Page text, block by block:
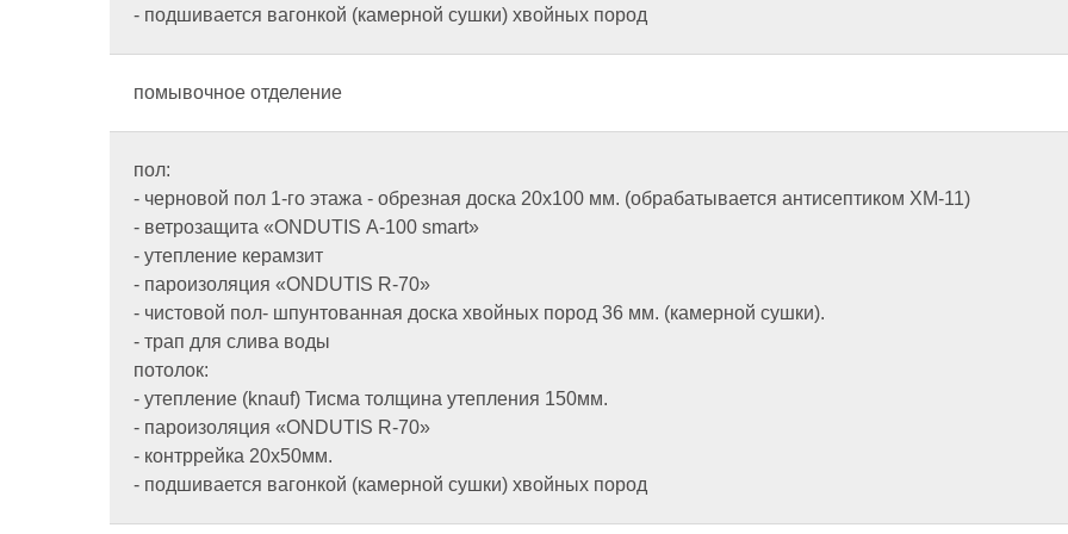
- подшивается вагонкой (камерной сушки) хвойных пород
помывочное отделение
пол:
- черновой пол 1-го этажа - обрезная доска 20х100 мм. (обрабатывается антисептиком ХМ-11)
- ветрозащита «ONDUTIS А-100 smart»
- утепление керамзит
- пароизоляция «ONDUTIS R-70»
- чистовой пол- шпунтованная доска хвойных пород 36 мм. (камерной сушки).
- трап для слива воды
потолок:
- утепление (knauf) Тисма толщина утепления 150мм.
- пароизоляция «ONDUTIS R-70»
- контррейка 20х50мм.
- подшивается вагонкой (камерной сушки) хвойных пород